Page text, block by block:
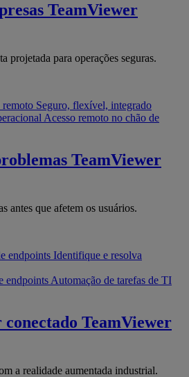
TeamViewer
projetada para operações seguras.
remoto Seguro, flexível, integrado
Acesso remoto no chão de
TeamViewer
antes que afetem os usuários.
endpoints Identifique e resolva
endpoints Automação de tarefas de TI
TeamViewer
a realidade aumentada industrial.